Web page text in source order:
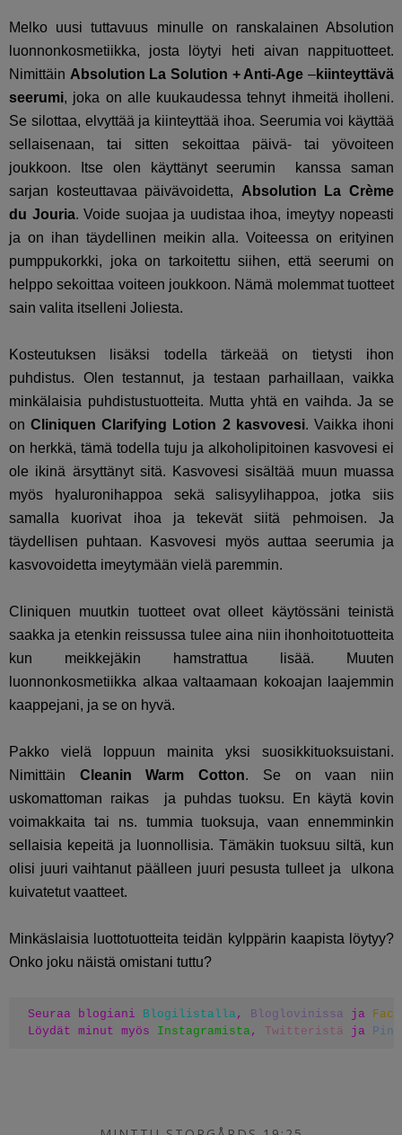
Melko uusi tuttavuus minulle on ranskalainen Absolution
luonnonkosmetiikka, josta löytyi heti aivan nappituotteet.
Nimittäin Absolution La Solution + Anti-Age –kiinteyttävä
seerumi, joka on alle kuukaudessa tehnyt ihmeitä iholleni.
Se silottaa, elvyttää ja kiinteyttää ihoa. Seerumia voi käyttää
sellaisenaan, tai sitten sekoittaa päivä- tai yövoiteen
joukkoon. Itse olen käyttänyt seerumin kanssa saman
sarjan
kosteuttavaa päivävoidetta, Absolution La Crème
du Jouria. Voide suojaa ja uudistaa ihoa, imeytyy nopeasti
ja on ihan täydellinen meikin alla. Voiteessa on erityinen
pumppukorkki, joka on tarkoitettu siihen, että seerumi on
helppo sekoittaa voiteen joukkoon. Nämä molemmat tuotteet
sain valita itselleni Joliesta.
Kosteutuksen lisäksi todella tärkeää on tietysti ihon
puhdistus. Olen testannut, ja testaan parhaillaan, vaikka
minkälaisia puhdistustuotteita. Mutta yhtä en vaihda. Ja se
on Cliniquen Clarifying Lotion 2 kasvovesi. Vaikka ihoni
on herkkä, tämä todella tuju ja alkoholipitoinen kasvovesi ei
ole ikinä ärsyttänyt sitä. Kasvovesi sisältää muun muassa
myös hyaluronihappoa sekä salisyylihappoa, jotka siis
samalla kuorivat ihoa ja tekevät siitä pehmoisen. Ja
täydellisen puhtaan. Kasvovesi myös auttaa seerumia ja
kasvovoidetta imeytymään vielä paremmin.
Cliniquen muutkin tuotteet ovat olleet käytössäni teinistä
saakka ja etenkin reissussa tulee aina niin ihonhoitotuotteita
kun meikkejäkin hamstrattua lisää. Muuten
luonnonkosmetiikka alkaa valtaamaan kokoajan laajemmin
kaappejani, ja se on hyvä.
Pakko vielä loppuun mainita yksi suosikkituoksuistani.
Nimittäin Cleanin Warm Cotton. Se on vaan niin
uskomattoman raikas ja puhdas tuoksu. En käytä kovin
voimakkaita tai ns. tummia tuoksuja, vaan ennemminkin
sellaisia kepeitä ja luonnollisia. Tämäkin tuoksuu siltä, kun
olisi juuri vaihtanut päälleen juuri pesusta tulleet ja ulkona
kuivatetut vaatteet.
Minkäslaisia luottotuotteita teidän kylppärin kaapista löytyy?
Onko joku näistä omistani tuttu?
Seuraa blogiani Blogilistalla, Bloglovinissa ja
Löydät minut myös Instagramista, Twitteristä ja